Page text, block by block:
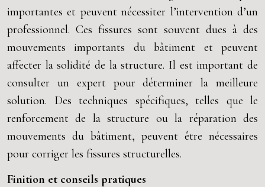
importantes et peuvent nécessiter l’intervention d’un
professionnel. Ces fissures sont souvent dues à des
mouvements importants du bâtiment et peuvent
affecter la solidité de la structure. Il est important de
consulter un expert pour déterminer la meilleure
solution. Des techniques spécifiques, telles que le
renforcement de la structure ou la réparation des
mouvements du bâtiment, peuvent être nécessaires
pour corriger les fissures structurelles.
Finition et conseils pratiques